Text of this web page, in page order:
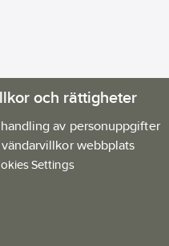
och rättigheter
av personuppgifter
webbplats
Settings